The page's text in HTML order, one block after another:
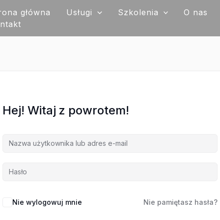
główna Usługi Szkolenia O nas
Hej! Witaj z powrotem!
Nie wylogowuj mnie Nie pamiętasz hasła?